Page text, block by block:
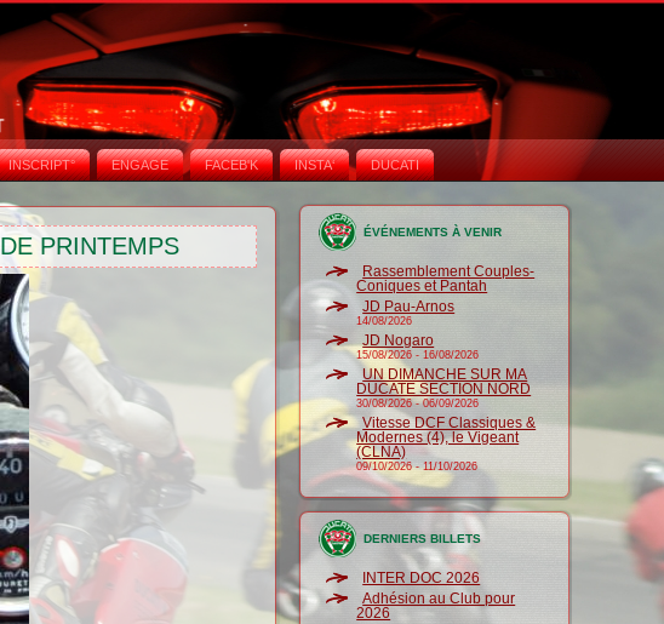
INSCRIPT° ENGAGE FACEB'K INSTA‘ DUCATI
PRINTEMPS
ÉVÉNEMENTS À VENIR
Rassemblement Couples-
Coniques et Pantah
JD Pau-Arnos
14/08/2026
JD Nogaro
15/08/2026 -16/08/2026
UN DIMANCHE SUR MA
DUCATE SECTION NORD
30/08/2026-06/09/2026
Vitesse DCF Classiques &
Modernes (4), le Vigeant
(CLNA)
09/10/2026-11/10/2026
DERNIERS BILLETS
INTER DOC 2026
Adhésion au Club pour
2026